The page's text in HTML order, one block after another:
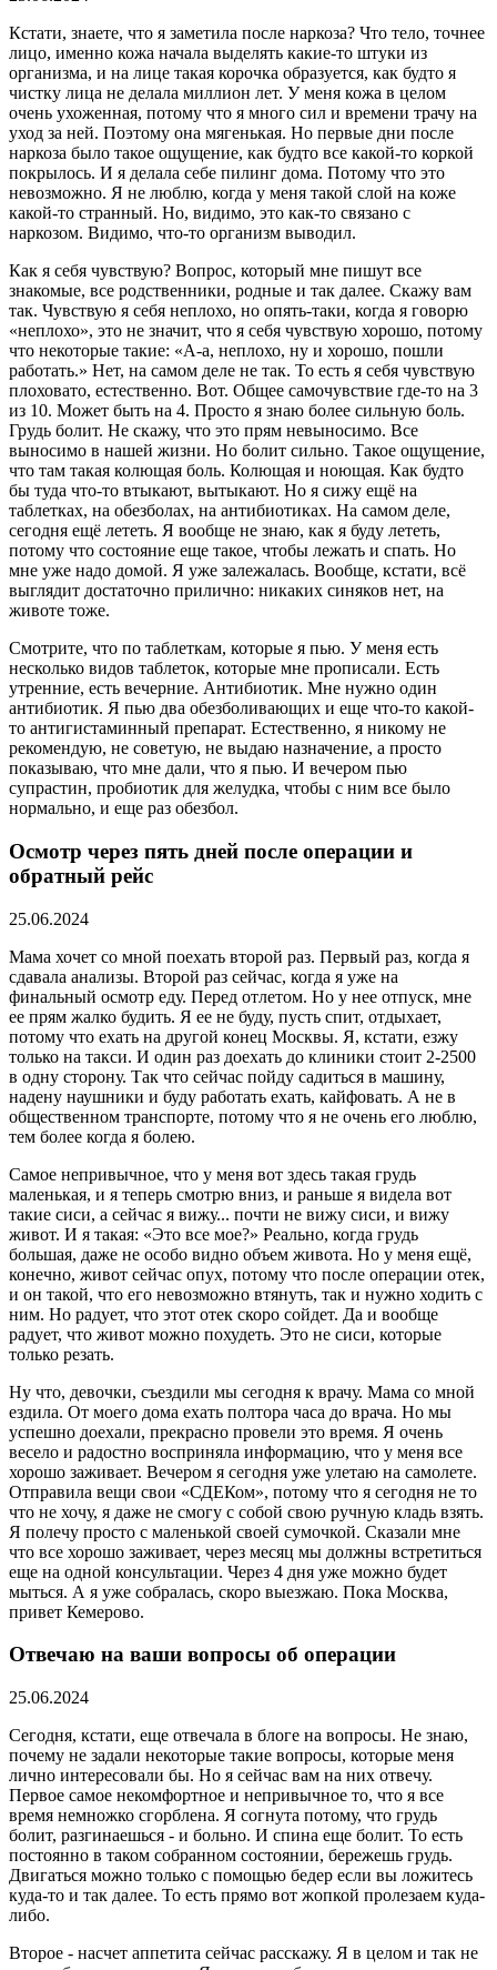
Кстати, знаете, что я заметила после наркоза? Что тело, точнее
лицо, именно кожа начала выделять какие-то штуки из
организма, и на лице такая корочка образуется, как будто я
чистку лица не делала миллион лет. У меня кожа в целом
очень ухоженная, потому что я много сил и времени трачу на
уход за ней. Поэтому она мягенькая. Но первые дни после
наркоза было такое ощущение, как будто все какой-то коркой
покрылось. И я делала себе пилинг дома. Потому что это
невозможно. Я не люблю, когда у меня такой слой на коже
какой-то странный. Но, видимо, это как-то связано с
наркозом. Видимо, что-то организм выводил.
Как я себя чувствую? Вопрос, который мне пишут все
знакомые, все родственники, родные и так далее. Скажу вам
так. Чувствую я себя неплохо, но опять-таки, когда я говорю
«неплохо», это не значит, что я себя чувствую хорошо, потому
что некоторые такие: «А-а, неплохо, ну и хорошо, пошли
работать.» Нет, на самом деле не так. То есть я себя чувствую
плоховато, естественно. Вот. Общее самочувствие где-то на 3
из 10. Может быть на 4. Просто я знаю более сильную боль.
Грудь болит. Не скажу, что это прям невыносимо. Все
выносимо в нашей жизни. Но болит сильно. Такое ощущение,
что там такая колющая боль. Колющая и ноющая. Как будто
бы туда что-то втыкают, вытыкают. Но я сижу ещё на
таблетках, на обезболах, на антибиотиках. На самом деле,
сегодня ещё лететь. Я вообще не знаю, как я буду лететь,
потому что состояние еще такое, чтобы лежать и спать. Но
мне уже надо домой. Я уже залежалась. Вообще, кстати, всё
выглядит достаточно прилично: никаких синяков нет, на
животе тоже.
Смотрите, что по таблеткам, которые я пью. У меня есть
несколько видов таблеток, которые мне прописали. Есть
утренние, есть вечерние. Антибиотик. Мне нужно один
антибиотик. Я пью два обезболивающих и еще что-то какой-
то антигистаминный препарат. Естественно, я никому не
рекомендую, не советую, не выдаю назначение, а просто
показываю, что мне дали, что я пью. И вечером пью
супрастин, пробиотик для желудка, чтобы с ним все было
нормально, и еще раз обезбол.
Осмотр через пять дней после операции и
обратный рейс
25.06.2024
Мама хочет со мной поехать второй раз. Первый раз, когда я
сдавала анализы. Второй раз сейчас, когда я уже на
финальный осмотр еду. Перед отлетом. Но у нее отпуск, мне
ее прям жалко будить. Я ее не буду, пусть спит, отдыхает,
потому что ехать на другой конец Москвы. Я, кстати, езжу
только на такси. И один раз доехать до клиники стоит 2-2500
в одну сторону. Так что сейчас пойду садиться в машину,
надену наушники и буду работать ехать, кайфовать. А не в
общественном транспорте, потому что я не очень его люблю,
тем более когда я болею.
Самое непривычное, что у меня вот здесь такая грудь
маленькая, и я теперь смотрю вниз, и раньше я видела вот
такие сиси, а сейчас я вижу... почти не вижу сиси, и вижу
живот. И я такая: «Это все мое?» Реально, когда грудь
большая, даже не особо видно объем живота. Но у меня ещё,
конечно, живот сейчас опух, потому что после операции отек,
и он такой, что его невозможно втянуть, так и нужно ходить с
ним. Но радует, что этот отек скоро сойдет. Да и вообще
радует, что живот можно похудеть. Это не сиси, которые
только резать.
Ну что, девочки, съездили мы сегодня к врачу. Мама со мной
ездила. От моего дома ехать полтора часа до врача. Но мы
успешно доехали, прекрасно провели это время. Я очень
весело и радостно восприняла информацию, что у меня все
хорошо заживает. Вечером я сегодня уже улетаю на самолете.
Отправила вещи свои «СДЕКом», потому что я сегодня не то
что не хочу, я даже не смогу с собой свою ручную кладь взять.
Я полечу просто с маленькой своей сумочкой. Сказали мне
что все хорошо заживает, через месяц мы должны встретиться
еще на одной консультации. Через 4 дня уже можно будет
мыться. А я уже собралась, скоро выезжаю. Пока Москва,
привет Кемерово.
Отвечаю на ваши вопросы об операции
25.06.2024
Сегодня, кстати, еще отвечала в блоге на вопросы. Не знаю,
почему не задали некоторые такие вопросы, которые меня
лично интересовали бы. Но я сейчас вам на них отвечу.
Первое самое некомфортное и непривычное то, что я все
время немножко сгорблена. Я согнута потому, что грудь
болит, разгинаешься - и больно. И спина еще болит. То есть
постоянно в таком собранном состоянии, бережешь грудь.
Двигаться можно только с помощью бедер если вы ложитесь
куда-то и так далее. То есть прямо вот жопкой пролезаем куда-
либо.
Второе - насчет аппетита сейчас расскажу. Я в целом и так не